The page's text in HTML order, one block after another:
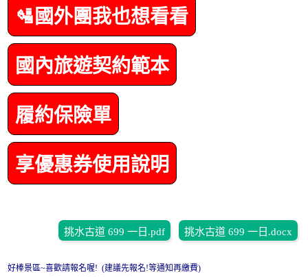
🛂國外團我也想看看
國內旅遊契約範本
履約保險單
享優惠券使用說明
挑水古道 699 一日.pdf 挑水古道 699 一日.docx
好棒景區~喜歡請報名喔! (建議先報名!等通知再繳費)